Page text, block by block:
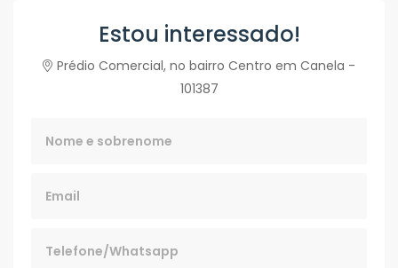
Estou interessado!
Prédio Comercial, no bairro Centro em Canela -
101387